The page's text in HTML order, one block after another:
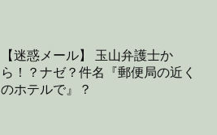
【迷惑メール】 玉山弁護士か
ら！？ナゼ？件名『郵便局の近く
のホテルで』？